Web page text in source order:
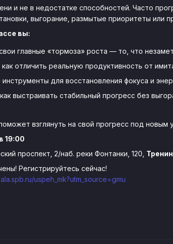
и не в недостатке способностей. Часто
выгорание, размытые приоритеты или
вы:
главные «тормоза» роста — то, что
отличить реальную продуктивность от
инструменты для восстановления фокуса и
выстраивать стабильный прогресс без
взглянуть на свой прогресс под новым
19:00
проспект, 2/наб. реки Фонтанки, 120,
Регистрируйтесь сейчас!
uspeh_mk?utm_source=gmu